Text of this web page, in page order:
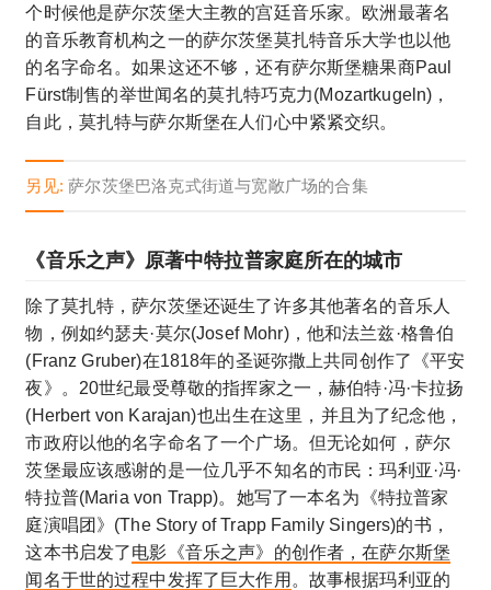
个时候他是萨尔茨堡大主教的宫廷音乐家。欧洲最著名
的音乐教育机构之一的萨尔茨堡莫扎特音乐大学也以他
的名字命名。如果这还不够，还有萨尔斯堡糖果商Paul
Fürst制售的举世闻名的莫扎特巧克力(Mozartkugeln)，
自此，莫扎特与萨尔斯堡在人们心中紧紧交织。
另见:萨尔茨堡巴洛克式街道与宽敞广场的合集
《音乐之声》原著中特拉普家庭所在的城市
除了莫扎特，萨尔茨堡还诞生了许多其他著名的音乐人
物，例如约瑟夫·莫尔(Josef Mohr)，他和法兰兹·格鲁伯
(Franz Gruber)在1818年的圣诞弥撒上共同创作了《平安
夜》。20世纪最受尊敬的指挥家之一，赫伯特·冯·卡拉扬
(Herbert von Karajan)也出生在这里，并且为了纪念他，
市政府以他的名字命名了一个广场。但无论如何，萨尔
茨堡最应该感谢的是一位几乎不知名的市民：玛利亚·冯·
特拉普(Maria von Trapp)。她写了一本名为《特拉普家
庭演唱团》(The Story of Trapp Family Singers)的书，
这本书启发了电影《音乐之声》的创作者，在萨尔斯堡
闻名于世的过程中发挥了巨大作用 。故事根据玛利亚的